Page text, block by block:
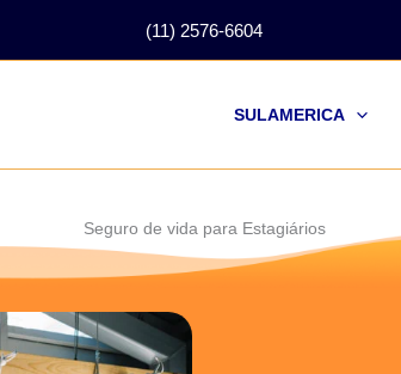
(11) 2576-6604
SULAMERICA
Seguro de vida para Estagiários